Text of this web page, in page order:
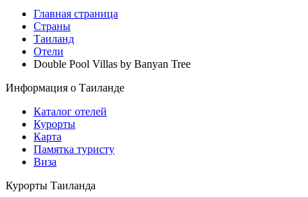
Главная страница
Cтраны
Таиланд
Отели
Double Pool Villas by Banyan Tree
Информация о Таиланде
Каталог отелей
Курорты
Карта
Памятка туристу
Виза
Курорты Таиланда